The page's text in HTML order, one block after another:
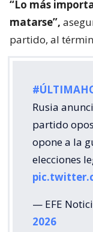
“Lo más
matarse”,
partido, al
Rusia
partido
opone a la
elecciones
— EFE
2026